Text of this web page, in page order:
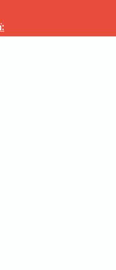
تعلن جامعة إدلب عن إجراء مناقصة (بالظرف المختوم) لأعمال تجهيز مخبر الدراسات العليا في كلية العلوم في جامعة ادلب وفق الآتي: